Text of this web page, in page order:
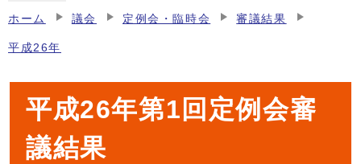
ホーム 議会 定例会・臨時会 審議結果
平成26年
平成26年第1回定例会審
議結果